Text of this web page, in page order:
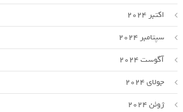
اکتبر 2024
سپتامبر 2024
آگوست 2024
جولای 2024
ژوئن 2024